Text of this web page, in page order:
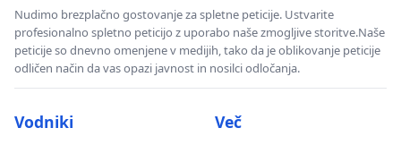
Nudimo brezplačno gostovanje za spletne peticije. Ustvarite
profesionalno spletno peticijo z uporabo naše zmogljive storitve.Naše
peticije so dnevno omenjene v medijih, tako da je oblikovanje peticije
odličen način da vas opazi javnost in nosilci odločanja.
Vodniki Več